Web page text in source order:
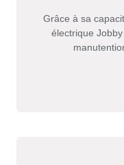
Grâce à sa
électrique